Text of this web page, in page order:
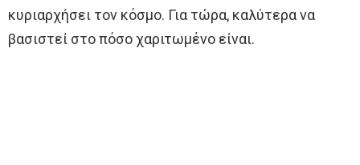
κυριαρχήσει τον κόσμο. Για τώρα, καλύτερα να
βασιστεί στο πόσο χαριτωμένο είναι.